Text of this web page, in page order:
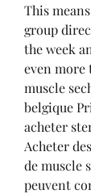
This
group
the week
even more
muscle
belgique
acheter
Acheter
de muscle
peuvent